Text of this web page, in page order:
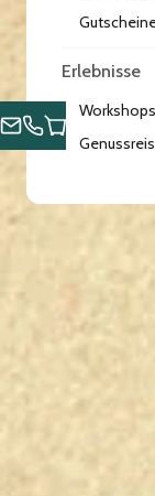
Erlebnisse
Workshops